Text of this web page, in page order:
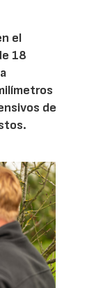
el
18
de